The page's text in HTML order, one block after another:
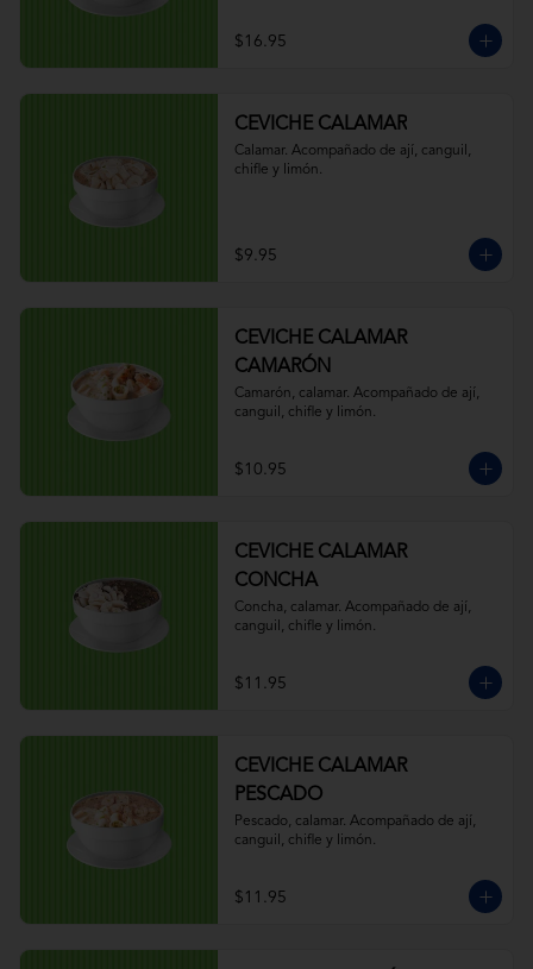
$16.95
CEVICHE CALAMAR
Calamar. Acompañado de ají, canguil,
chifle y limón.
$9.95
CEVICHE CALAMAR
CAMARÓN
Camarón, calamar. Acompañado de ají,
canguil, chifle y limón.
$10.95
CEVICHE CALAMAR
CONCHA
Concha, calamar. Acompañado de ají,
canguil, chifle y limón.
$11.95
CEVICHE CALAMAR
PESCADO
Pescado, calamar. Acompañado de ají,
canguil, chifle y limón.
$11.95